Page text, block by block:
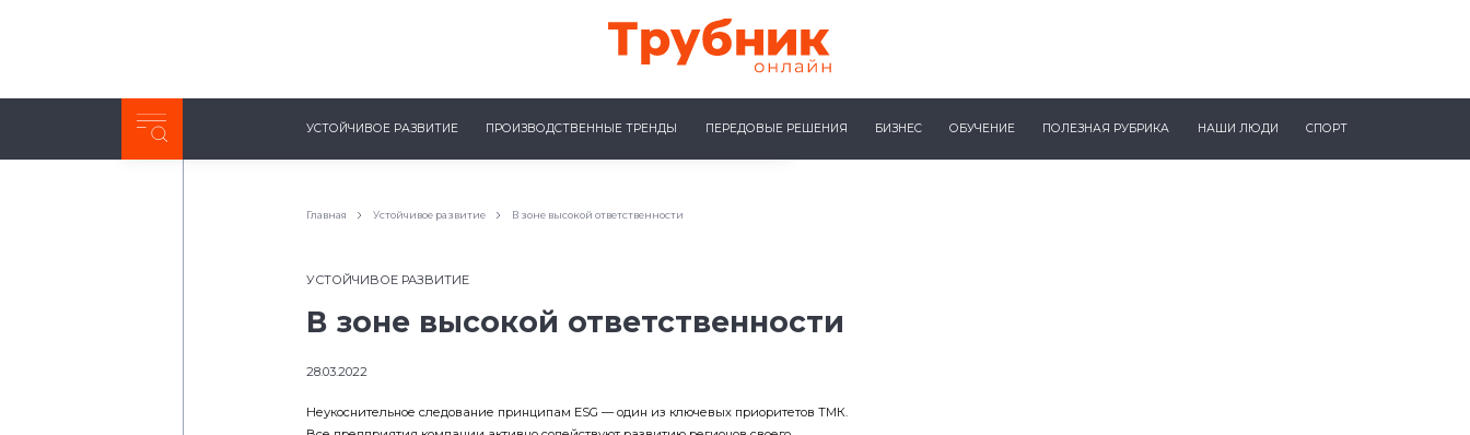
Неделя с ТМК. Выпуск №27 (225)
УСТОЙЧИВОЕ РАЗВИТИЕ ПРОИЗВОДСТВЕННЫЕ ТРЕНДЫ ПЕРЕДОВЫЕ РЕШЕНИЯ БИЗНЕС ОБУЧЕНИЕ ПОЛЕЗНАЯ РУБРИКА НАШИ ЛЮДИ СПОРТ
Главная Устойчивое развитие В зоне высокой ответственности
УСТОЙЧИВОЕ РАЗВИТИЕ
В зоне высокой ответственности
28.03.2022
Неукоснительное следование принципам ESG — один из ключевых приоритетов ТМК.